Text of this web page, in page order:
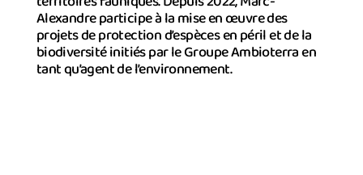
Alexandre participe à la mise en œuvre des
projets de protection d’espèces en péril et de la
biodiversité initiés par le Groupe Ambioterra en
tant qu’agent de l’environnement.